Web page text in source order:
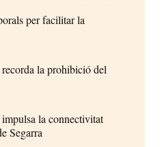
per facilitar la
la prohibició del
la connectivitat
Segarra